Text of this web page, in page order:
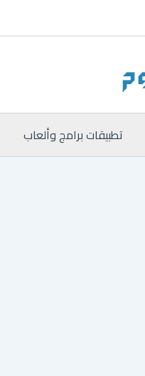
تطبيقات برامج وألعاب